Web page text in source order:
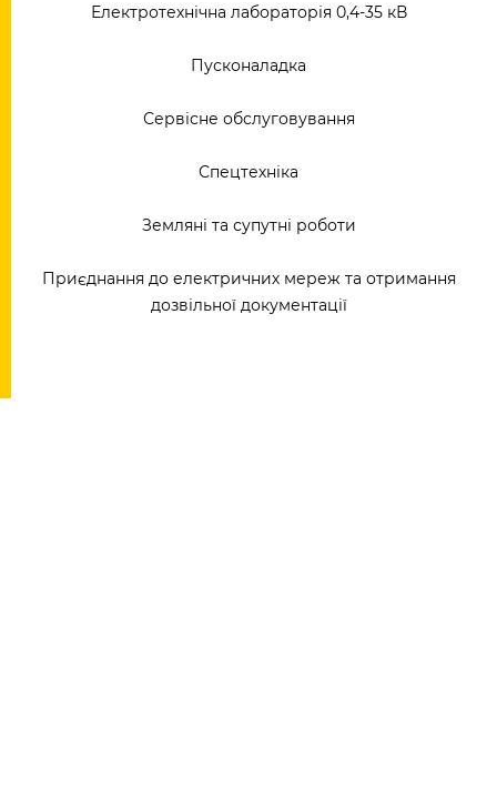
Електротехнічна лабораторія 0,4-35 кВ
Пусконаладка
Сервісне обслуговування
Спецтехніка
Земляні та супутні роботи
Приєднання до електричних мереж та отримання
дозвільної документації